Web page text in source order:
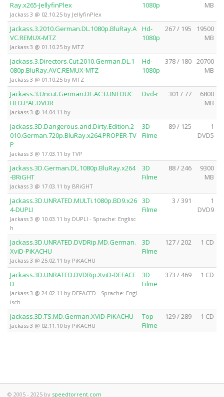
Ray.x265-JellyfinPlex
Jackass 3 @ 02.10.25 by JellyfinPlex
1080p
MB
Jackass.3.2010.German.DL.1080p.BluRay.A
VC.REMUX-MTZ
Jackass 3 @ 01.10.25 by MTZ
Hd-
1080p
267 / 195
19500
MB
Jackass.3.Directors.Cut.2010.German.DL.1
080p.BluRay.AVC.REMUX-MTZ
Jackass 3 @ 01.10.25 by MTZ
Hd-
1080p
378 / 180 20700
MB
Jackass.3.Uncut.German.DL.AC3.UNTOUC
HED.PAL.DVDR
Jackass 3 @ 14.04.11 by
Dvd-r 301 / 77
6800
MB
Jackass.3D.Dangerous.and.Dirty.Edition.2
010.German.720p.BluRay.x264.PROPER-TV
P
Jackass 3 @ 17.03.11 by TVP
3D
Filme
89 / 125
1
DVD5
Jackass.3D.German.DL.1080p.BluRay.x264
-BRiGHT
Jackass 3 @ 17.03.11 by BRiGHT
3D
Filme
88 / 246
9300
MB
Jackass.3D.UNRATED.MULTi.1080p.BD9.x26
4-DUPLI
Jackass 3 @ 10.03.11 by DUPLI - Sprache: Englisc
h
3D
Filme
3 / 391
1
DVD9
Jackass.3D.UNRATED.DVDRip.MD.German.
XviD-PiKACHU
Jackass 3 @ 25.02.11 by PiKACHU
3D
Filme
127 / 202 1 CD
Jackass.3D.UNRATED.DVDRip.XviD-DEFACE
D
Jackass 3 @ 24.02.11 by DEFACED - Sprache: Engl
isch
3D
Filme
373 / 469 1 CD
Jackass.3D.TS.MD.German.XViD-PiKACHU
Jackass 3 @ 02.11.10 by PiKACHU
Top
Filme
129 / 289 1 CD
© 2005 - 2025 by speedtorrent.com